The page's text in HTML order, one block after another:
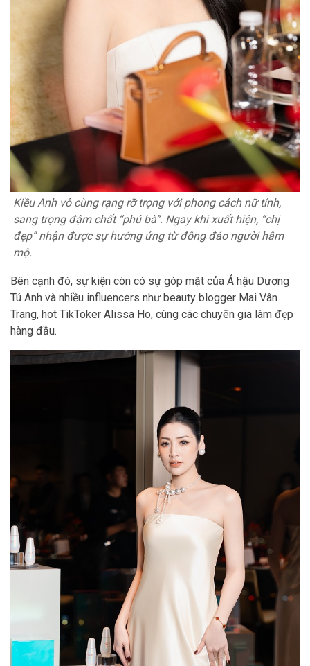
Kiều Anh vô cùng rạng rỡ trọng với phong cách nữ tính,
sang trọng đậm chất “phú bà”. Ngay khi xuất hiện, “chị
đẹp” nhận được sự hưởng ứng từ đông đảo người hâm
mộ.
Bên cạnh đó, sự kiện còn có sự góp mặt của Á hậu Dương
Tú Anh và nhiều influencers như beauty blogger Mai Vân
Trang, hot TikToker Alissa Ho, cùng các chuyên gia làm đẹp
hàng đầu.